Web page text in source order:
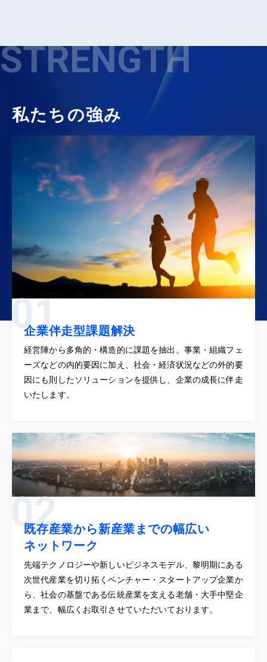
STRENGTH
私たちの強み
企業伴走型課題解決
経営陣から多角的・構造的に課題を抽出。事業・組織フェ
ーズなどの内的要因に加え、社会・経済状況などの外的要
因にも則したソリューションを提供し、企業の成長に伴走
いたします。
既存産業から新産業までの幅広い
ネットワーク
先端テクノロジーや新しいビジネスモデル、黎明期にある
次世代産業を切り拓くベンチャー・スタートアップ企業か
ら、社会の基盤である伝統産業を支える老舗・大手中堅企
業まで、幅広くお取引させていただいております。